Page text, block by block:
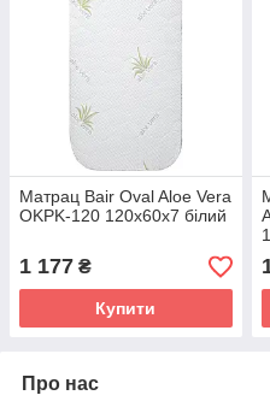
Матрац Bair Oval Aloe Vera
OKPK-120 120x60x7 білий
1 177 ₴
Купити
Про нас